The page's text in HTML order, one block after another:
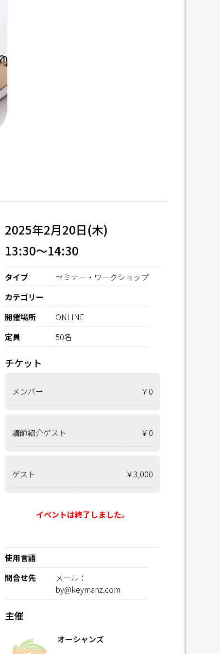
2025年2月20日(木)
13:30～14:30
タイプ
セミナー・ワークショップ
カテゴリー
開催場所
ONLINE
定員
50名
チケット
メンバー ￥0
講師紹介ゲスト ￥0
ゲスト ￥3,000
イベントは終了しました。
使用言語
問合せ先
メール：
by@keymanz.com
主催
オーシャンズ